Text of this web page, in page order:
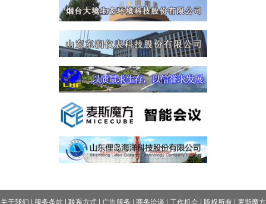
关于我们 | 服务条款 | 联系方式| 广告服务 | 商务洽谈 | 工作机会| 版权所有| 麦斯魔方